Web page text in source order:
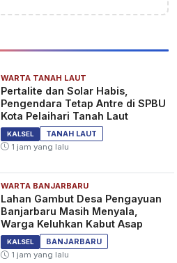
WARTA TANAH LAUT
​Pertalite dan Solar Habis,
Pengendara Tetap Antre di SPBU
Kota Pelaihari Tanah Laut
KALSEL
TANAH LAUT
1 jam yang lalu
WARTA BANJARBARU
Lahan Gambut Desa Pengayuan
Banjarbaru Masih Menyala,
Warga Keluhkan Kabut Asap
KALSEL
BANJARBARU
1 jam yang lalu